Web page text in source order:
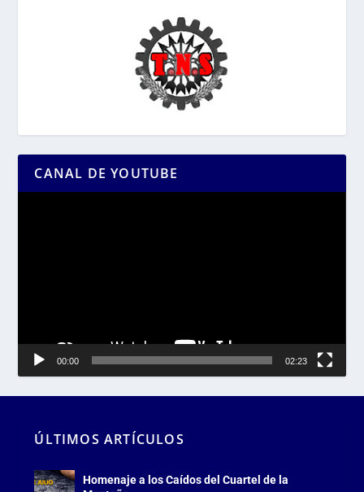
CANAL DE YOUTUBE
00:00 02:23
ÚLTIMOS ARTÍCULOS
Homenaje a los Caídos del Cuartel de la